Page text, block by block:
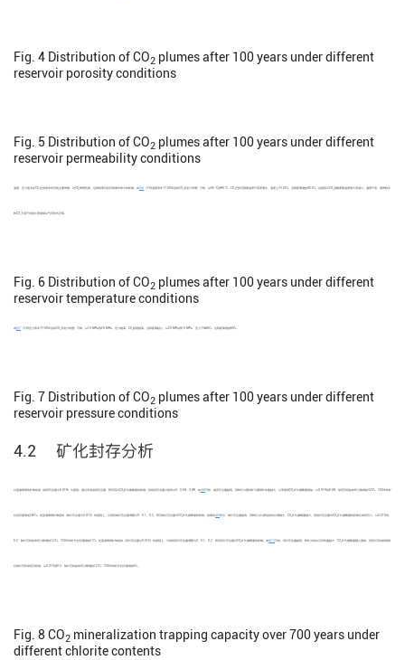
Fig. 4 Distribution of CO2 plumes after 100 years under different
reservoir porosity conditions
Fig. 5 Distribution of CO2 plumes after 100 years under different
reservoir permeability conditions
温度、压力是决定CO 2 在地层中状态的主要参数，对CO 2 物理性质、运移规律及封存效果有很大的影响。由 图6 （不同温度条件下100年后的CO 2 羽流分布图）可知，从45 °C到90 °C，CO 2 迁移范围随温度升高而増大，温度上升100%，运移距离增加42.5%。这是因为CO 2 溶解度随温度增大而减小，温度升高，使得较多
的CO 2 不溶于地层水而继续以气态形式迁移。
Fig. 6 Distribution of CO2 plumes after 100 years under different
reservoir temperature conditions
图7 （不同压力条件下100年后的CO 2 羽流分布图）可知，从10 MPa到25 MPa，压力越高，CO 2 黏度越高，运移距离越小。从25 MPa到10 MPa，压力下降60%，运移距离增加64%。
Fig. 7 Distribution of CO2 plumes after 100 years under different
reservoir pressure conditions
4.2 矿化封存分析
以基准案例的矿物组成（绿泥石含量为0.019）为基础，通过改变绿泥石含量，研究其对CO 2 矿化捕集量的影响。将绿泥石含量分别改为0、0.04、0.08，由 图8 可知，绿泥石含量越高，其转化为菱铁矿与菱镁矿的量越大，从而使得CO 2 矿化捕集量增加。从0.019到0.08，绿泥石初始体积分数增加320%，700年的矿
化封存量增加180%。在基准案例矿物组成（钠长石含量为0.015）的基础上，分别将钠长石含量调整为0、0.1、0.2，研究钠长石含量对CO 2 矿化捕集量的影响，结果如 图9 所示，钠长石含量越高，其转化为片那铝岩的比例越大，CO 2 矿化捕集量越大。但钠长石含量对CO 2 矿化捕集量的影响比绿泥石小，从0.015到
0.2，钠长石初始体积分数增加123%，700年的矿化封存量增加12%。在基准案例矿物组成（钙长石含量为0.015）的基础上，分别将钙长石含量调整为0、0.1、0.2，研究钙长石含量对CO 2 矿化捕集量的影响。由 图10 可知，钙长石含量越高，转化为铁白云石的量越大，CO 2 矿化捕集量随之增加。但钙长石的影响相
比钠长石和绿泥石较弱，从0.015到0.2，钠长石初始体积分数增加123%，700年的矿化封存量增加5%。
Fig. 8 CO2 mineralization trapping capacity over 700 years under
different chlorite contents